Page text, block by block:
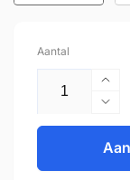
Aantal